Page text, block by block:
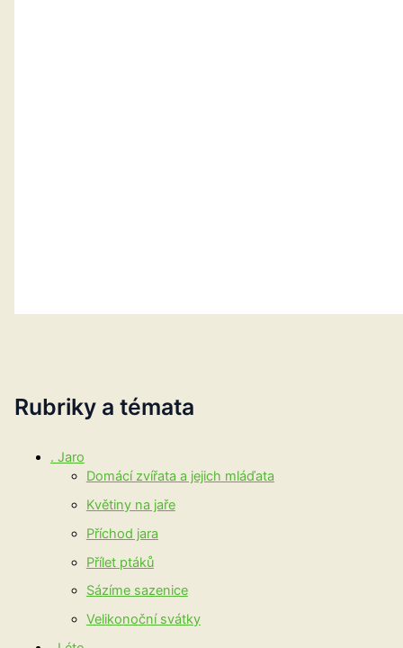
Rubriky a témata
. Jaro
Domácí zvířata a jejich mláďata
Květiny na jaře
Příchod jara
Přílet ptáků
Sázíme sazenice
Velikonoční svátky